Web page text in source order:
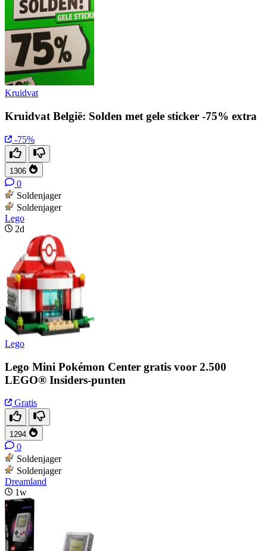
Kruidvat
Kruidvat België: Solden met gele sticker -75% extra
-75%
1306
0
Soldenjager
Soldenjager
Lego
2d
Lego
Lego Mini Pokémon Center gratis voor 2.500
LEGO® Insiders-punten
Gratis
1294
0
Soldenjager
Soldenjager
Dreamland
1w